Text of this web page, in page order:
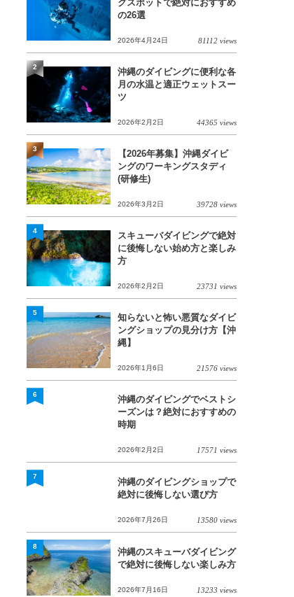
グスポットで絶対におすすめ
の26選
2026年4月24日 81112 views
沖縄のダイビングに便利な各
月の水温と適正ウェットスー
ツ
2026年2月2日 44365 views
2
【2026年募集】沖縄ダイビ
ングのワーキングスタディ
(研修生)
2026年3月2日 39728 views
3
スキューバダイビングで絶対
に後悔しない始め方と楽しみ
方
2026年2月2日 23731 views
4
知らないと怖い悪質なダイビ
ングショップの見分け方【沖
縄】
2026年1月6日 21576 views
5
沖縄のダイビングでベストシ
ーズンは？絶対におすすめの
時期
2026年2月2日 17571 views
6
沖縄のダイビングショップで
絶対に後悔しない選び方
2026年7月26日 13580 views
7
沖縄のスキューバダイビング
で絶対に後悔しない楽しみ方
2026年7月16日 13233 views
8